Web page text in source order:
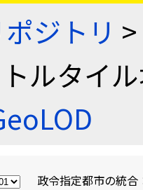
ジトリ >
ルタイ
政令指定都市の統